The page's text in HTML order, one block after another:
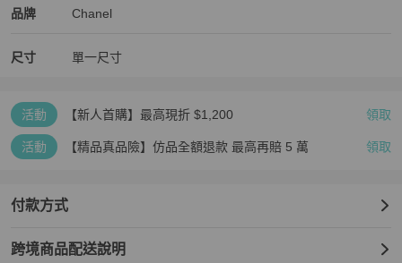
品牌
Chanel 精品女士錢包 / 小皮件
Chanel
Chanel 推薦清單
尺寸 單一尺寸
活動 【新人首購】最高現折 $1,200 領取
活動 【精品真品險】仿品全額退款 最高再賠 5 萬 領取
付款方式
跨境商品配送說明